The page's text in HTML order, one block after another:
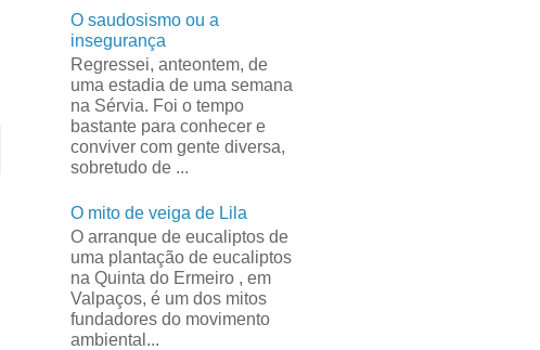
O saudosismo ou a
insegurança
Regressei, anteontem, de
uma estadia de uma semana
na Sérvia. Foi o tempo
bastante para conhecer e
conviver com gente diversa,
sobretudo de ...
O mito de veiga de Lila
O arranque de eucaliptos de
uma plantação de eucaliptos
na Quinta do Ermeiro , em
Valpaços, é um dos mitos
fundadores do movimento
ambiental...